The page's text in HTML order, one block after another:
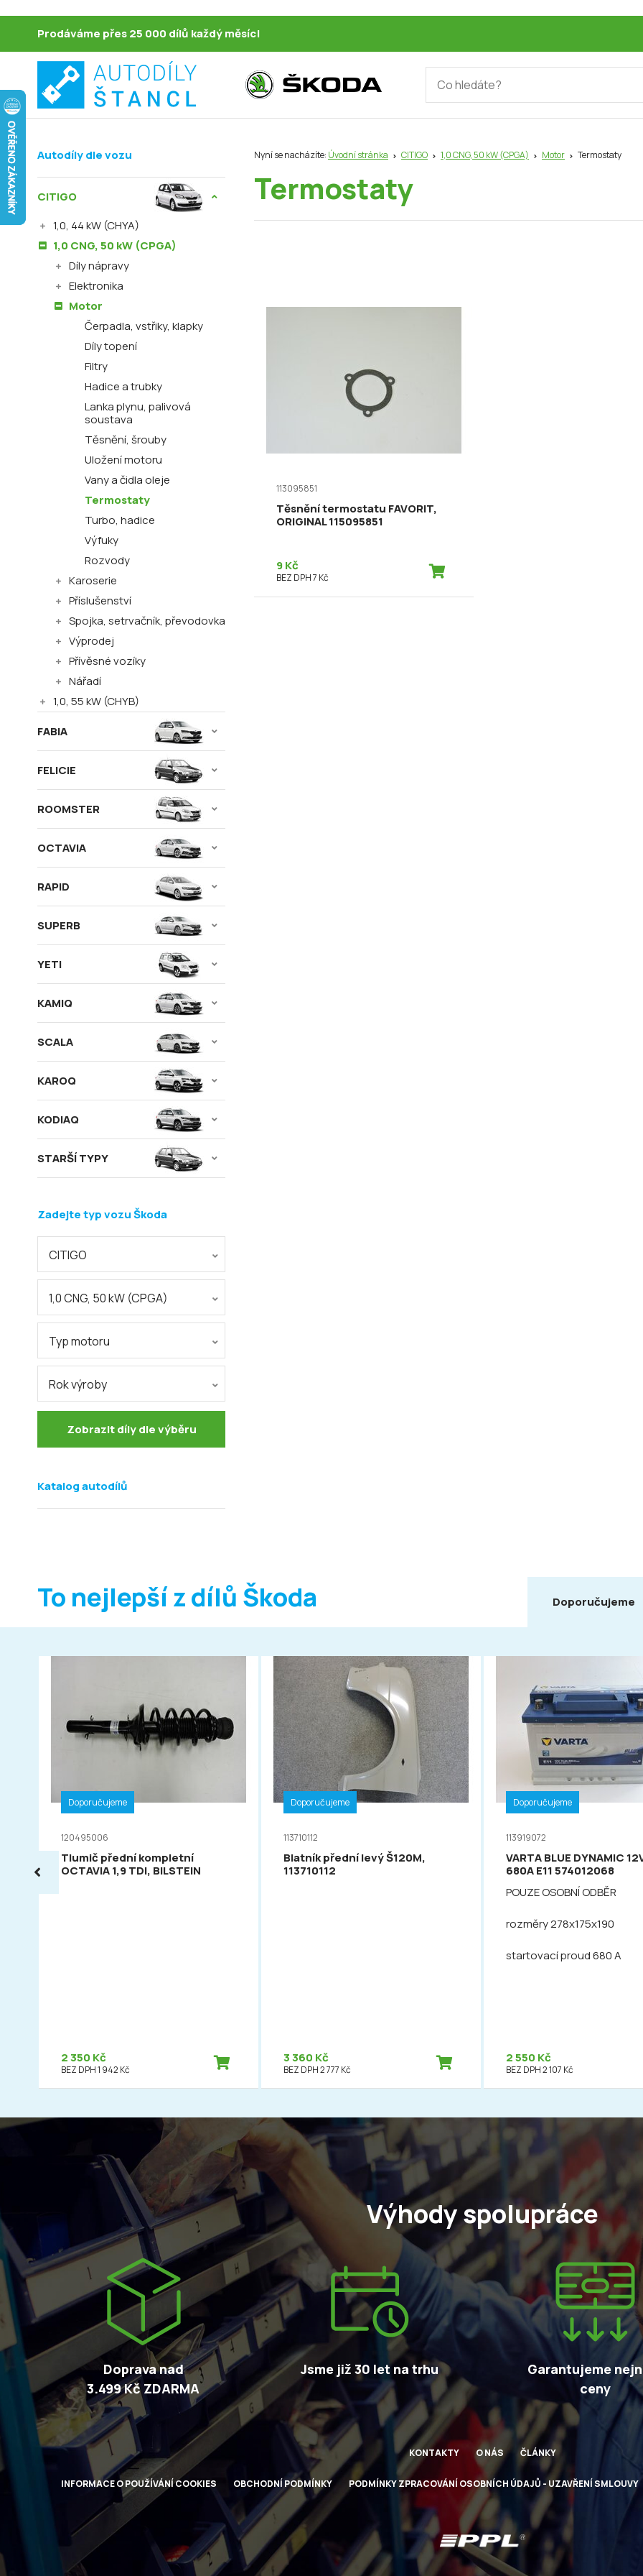
Prodáváme přes 25 000 dílů každý měsíc!
Nyní se nacházíte: Úvodní stránka CITIGO 1,0 CNG, 50 kW (CPGA) Motor Termostaty
Termostaty
113095851
Těsnění termostatu FAVORIT,
ORIGINAL 115095851
9 Kč
BEZ DPH 7 Kč
Autodíly dle vozu
CITIGO
1,0, 44 kW (CHYA)
1,0 CNG, 50 kW (CPGA)
Díly nápravy
Elektronika
Motor
Čerpadla, vstřiky, klapky
Díly topení
Filtry
Hadice a trubky
Lanka plynu, palivová
soustava
Těsnění, šrouby
Uložení motoru
Vany a čidla oleje
Termostaty
Turbo, hadice
Výfuky
Rozvody
Karoserie
Příslušenství
Spojka, setrvačník, převodovka
Výprodej
Přívěsné vozíky
Nářadí
1,0, 55 kW (CHYB)
FABIA
FELICIE
ROOMSTER
OCTAVIA
RAPID
SUPERB
YETI
KAMIQ
SCALA
KAROQ
KODIAQ
STARŠÍ TYPY
Zadejte typ vozu Škoda
CITIGO
1,0 CNG, 50 kW (CPGA)
Typ motoru
Rok výroby
Zobrazit díly dle výběru
Katalog autodílů
To nejlepší z dílů Škoda Doporučujeme
Doporučujeme
120495006
Tlumič přední kompletní
OCTAVIA 1,9 TDI, BILSTEIN
2 350 Kč
BEZ DPH 1 942 Kč
Doporučujeme
113710112
Blatník přední levý Š120M,
113710112
3 360 Kč
BEZ DPH 2 777 Kč
Doporučujeme
113919072
VARTA BLUE DYNAMIC
680A E11 574012068
POUZE OSOBNÍ ODBĚR
rozměry 278x175x190
startovací proud 680 A
2 550 Kč
BEZ DPH 2 107 Kč
Výhody spolupráce
Doprava nad
3.499 Kč ZDARMA
Jsme již 30 let na trhu
Garantujeme
ceny
KONTAKTY O NÁS ČLÁNKY
INFORMACE O POUŽÍVÁNÍ COOKIES OBCHODNÍ PODMÍNKY PODMÍNKY ZPRACOVÁNÍ OSOBNÍCH ÚDAJŮ - UZAVŘENÍ SMLOUVY